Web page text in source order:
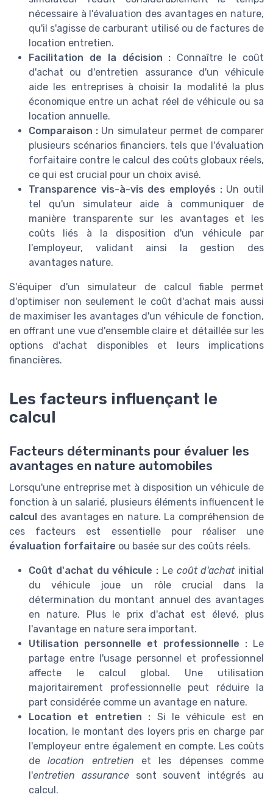
nécessaire à l'évaluation des avantages en nature,
qu'il s'agisse de carburant utilisé ou de factures de
location entretien.
Facilitation de la décision : Connaître le coût
d'achat ou d'entretien assurance d'un véhicule
aide les entreprises à choisir la modalité la plus
économique entre un achat réel de véhicule ou sa
location annuelle.
Comparaison : Un simulateur permet de comparer
plusieurs scénarios financiers, tels que l'évaluation
forfaitaire contre le calcul des coûts globaux réels,
ce qui est crucial pour un choix avisé.
Transparence vis-à-vis des employés :Un outil
tel qu'un simulateur aide à communiquer de
manière transparente sur les avantages et les
coûts liés à la disposition d'un véhicule par
l'employeur, validant ainsi la gestion des
avantages nature.
S'équiper d'un simulateur de calcul fiable permet
d'optimiser non seulement le coût d'achat mais aussi
de maximiser les avantages d'un véhicule de fonction,
en offrant une vue d'ensemble claire et détaillée sur les
options d'achat disponibles et leurs implications
financières.
Les facteurs influençant le
calcul
Facteurs déterminants pour évaluer les
avantages en nature automobiles
Lorsqu'une entreprise met à disposition un véhicule de
fonction à un salarié, plusieurs éléments influencent le
calcul des avantages en nature. La compréhension de
ces facteurs est essentielle pour réaliser une
évaluation forfaitaire ou basée sur des coûts réels.
Coût d'achat du véhicule : Le coût d'achatinitial
du véhicule joue un rôle crucial dans la
détermination du montant annuel des avantages
en nature. Plus le prix d'achat est élevé, plus
l'avantage en nature sera important.
Utilisation personnelle et professionnelle : Le
partage entre l'usage personnel et professionnel
affecte le calcul global. Une utilisation
majoritairement professionnelle peut réduire la
part considérée comme un avantage en nature.
Location et entretien : Si le véhicule est en
location, le montant des loyers pris en charge par
l'employeur entre également en compte. Les coûts
delocation entretien et les dépenses comme
l'entretien assurancesont souvent intégrés au
calcul.